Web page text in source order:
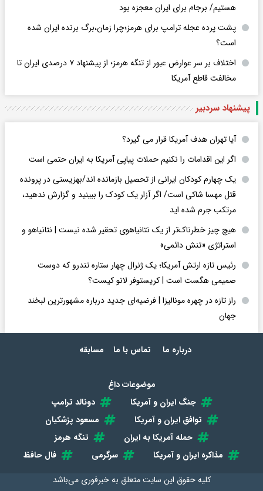
هستیم/ برجام برای ایران معجزه بود
پشت پرده عجله ترامپ برای هرمز؛چرا زمان،برگ برنده ایران شده
است؟
اختلاف بر سر عوارض عبور از تنگه هرمز؛ از پیشنهاد ۷ درصدی ایران تا
مخالفت قاطع آمریکا
پیشنهاد سردبیر
آیا تهران هدف آمریکا قرار می گیرد؟
اگر این اقدامات را نکنیم حملات پیاپی آمریکا به ایران حتمی است
یک چهارم کودکان ایرانی از تحصیل بازمانده اند/بهزیستی در پرونده
قتل مهسا شاکی است/ اگر آزار یک کودک را ببینید و گزارش ندهید،
مرتکب جرم شده اید
هیچ چیز خطرناک‌تر از یک نتانیاهوی تحقیر شده نیست | نتانیاهو و
استراتژی «تنش دائمی»
رئیس تازه ارتش آمریکا؛ یک ژنرال چهار ستاره تندرو که دوست
صمیمی هگست است | کریستوفر لانو کیست؟
راز تازه در چهره مونالیزا | فرضیه‌ای جدید درباره مشهورترین لبخند
جهان
درباره ما تماس با ما مسابقه
موضوعات داغ
جنگ ایران و آمریکا
دونالد ترامپ
توافق ایران و آمریکا
مسعود پزشکیان
حمله آمریکا به ایران
تنگه هرمز
مذاکره ایران و آمریکا
سرگرمی
فال حافظ
کلیه حقوق این سایت متعلق بهخبرفوری می‌باشد